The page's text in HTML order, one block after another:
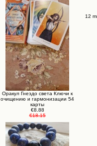
Оракул Гнездо света Ключи к
очищению и гармонизации 54
карты
€8.88
€18.15
12